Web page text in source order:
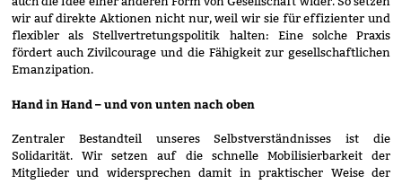
wir auf direkte Aktionen nicht nur, weil wir sie für effizienter und
flexibler als Stellvertretungspolitik halten: Eine solche Praxis
fördert auch Zivilcourage und die Fähigkeit zur gesellschaftlichen
Emanzipation.
Hand in Hand – und von unten nach oben
Zentraler Bestandteil unseres Selbstverständnisses ist die
Solidarität. Wir setzen auf die schnelle Mobilisierbarkeit der
Mitglieder und widersprechen damit in praktischer Weise der